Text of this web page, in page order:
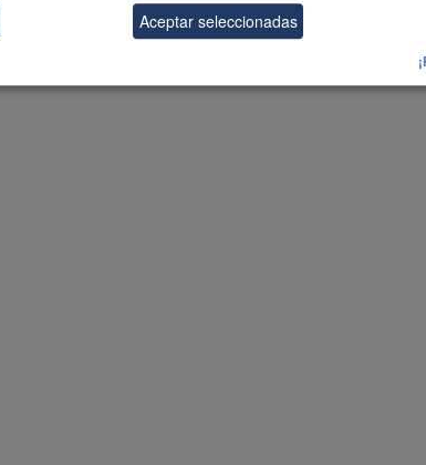
Aceptar seleccionadas